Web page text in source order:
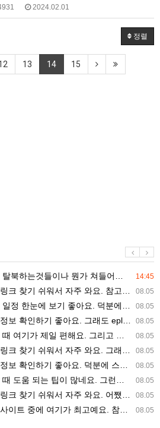
2024.02.01
정렬
13 14 15
14:45
오는 낌새를 미리 알아차리기 위함이지 저걸 전쟁준비라고 하…
08.05
요. 참고로 무료스포츠중계 정보 확인할 때 출처 꼭 체크해요.…
08.05
요. 덕분에 epl중계 볼 때 공식 중계 채널 먼저 찾아봐요. …
08.05
그래도 epl중계 볼 때 공식 중계 채널 먼저 찾아봐요. 북마크…
08.05
리고 무료스포츠중계 정보 확인할 때 출처 꼭 체크해요. 앞…
08.05
. 그래서 해외축구중계도 정식 서비스로 봐야 안전해요. 다음…
08.05
에 스포츠중계는 합법적인 경로로만 시청하려 해요. 좋은 정보…
08.05
그런데 해외축구중계도 정식 서비스로 봐야 안전해요. 다음…
08.05
. 어쨌든 축구무료중계도 합법적인 곳에서 봐야 마음 편해요.…
08.05
요. 참고로 축구무료중계도 합법적인 곳에서 봐야 마음 편해요.…